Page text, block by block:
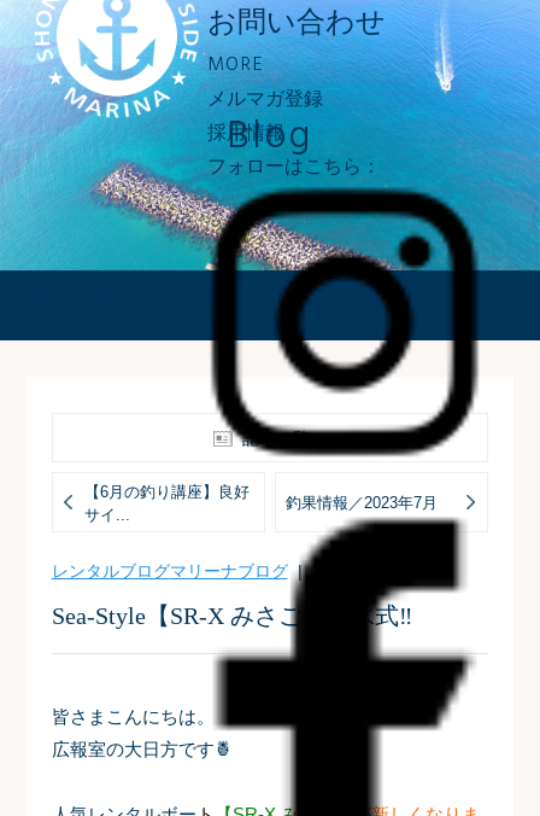
お問い合わせ
MORE
メルマガ登録
採用情報
フォローはこちら：
Blog
記事一覧へ
【6月の釣り講座】良好
サイ...
釣果情報／2023年7月
レンタルブログマリーナブログ| 2023-07-03
Sea-Style【SR-X みさご】進水式‼
皆さまこんにちは。
広報室の大日方です🍍